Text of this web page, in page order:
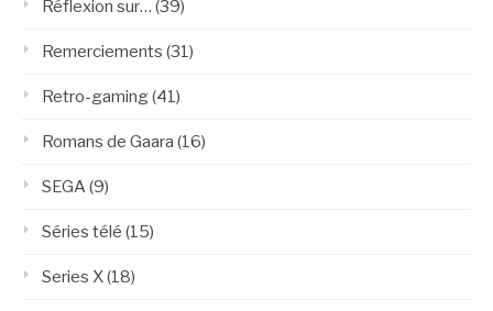
Réflexion sur… (39)
Remerciements (31)
Retro-gaming(41)
Romans de Gaara (16)
SEGA(9)
Séries télé (15)
Series X(18)